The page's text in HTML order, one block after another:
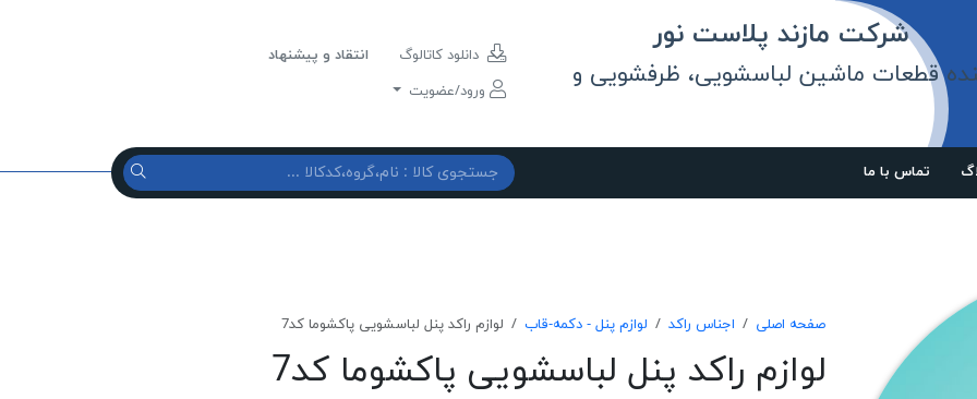
مازند پلاست نور
قطعات ماشین لباسشویی، ظرفشویی و
دانلود کاتالوگ
انتقاد و پیشنهاد
ورود/عضویت
تماس با ما
صفحه اصلی اجناس راکد لوازم پنل - دکمه-قاب لوازم راکد پنل لباسشویی پاکشوما کد7
لوازم راکد پنل لباسشویی پاکشوما کد7